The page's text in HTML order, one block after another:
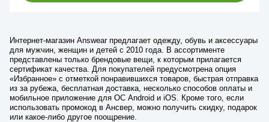
Интернет-магазин Answear предлагает одежду, обувь и аксессуары
для мужчин, женщин и детей с 2010 года. В ассортименте
представлены только брендовые вещи, к которым прилагается
сертификат качества. Для покупателей предусмотрена опция
«Избранное» с отметкой понравившихся товаров, быстрая отправка
из за рубежа, бесплатная доставка, несколько способов оплаты и
мобильное приложение для ОС Android и iOS. Кроме того, если
использовать промокод в Ансвер, можно получить скидку, подарок
или какое-либо другое поощрение.